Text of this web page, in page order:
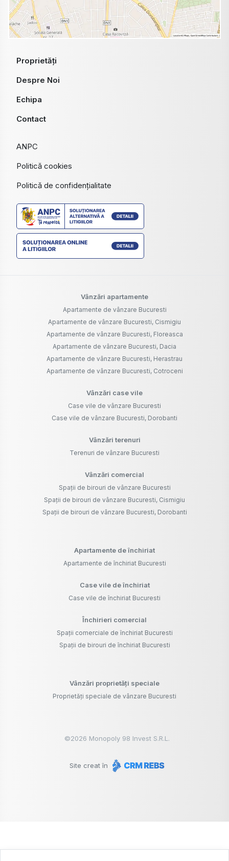
Proprietăți
Despre Noi
Echipa
Contact
ANPC
Politică cookies
Politică de confidențialitate
Vânzări apartamente
Apartamente de vânzare Bucuresti
Apartamente de vânzare Bucuresti, Cismigiu
Apartamente de vânzare Bucuresti, Floreasca
Apartamente de vânzare Bucuresti, Dacia
Apartamente de vânzare Bucuresti, Herastrau
Apartamente de vânzare Bucuresti, Cotroceni
Vânzări case vile
Case vile de vânzare Bucuresti
Case vile de vânzare Bucuresti, Dorobanti
Vânzări terenuri
Terenuri de vânzare Bucuresti
Vânzări comercial
Spații de birouri de vânzare Bucuresti
Spații de birouri de vânzare Bucuresti, Cismigiu
Spații de birouri de vânzare Bucuresti, Dorobanti
Apartamente de închiriat
Apartamente de închiriat Bucuresti
Case vile de închiriat
Case vile de închiriat Bucuresti
Închirieri comercial
Spații comerciale de închiriat Bucuresti
Spații de birouri de închiriat Bucuresti
Vânzări proprietăți speciale
Proprietăți speciale de vânzare Bucuresti
©2026 Monopoly 98 Invest S.R.L.
Site creat în